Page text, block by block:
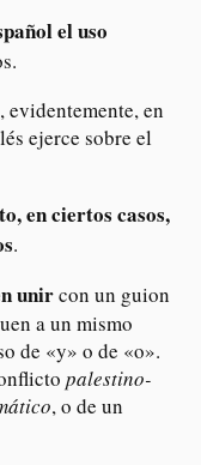
el uso
evidentemente, en
ejerce sobre el
en ciertos casos,
.
unircon un guion
a un mismo
de «y» o de «o».
palestino-
, o de un